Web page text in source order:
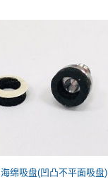
绵吸盘(凹凸不平面吸盘)